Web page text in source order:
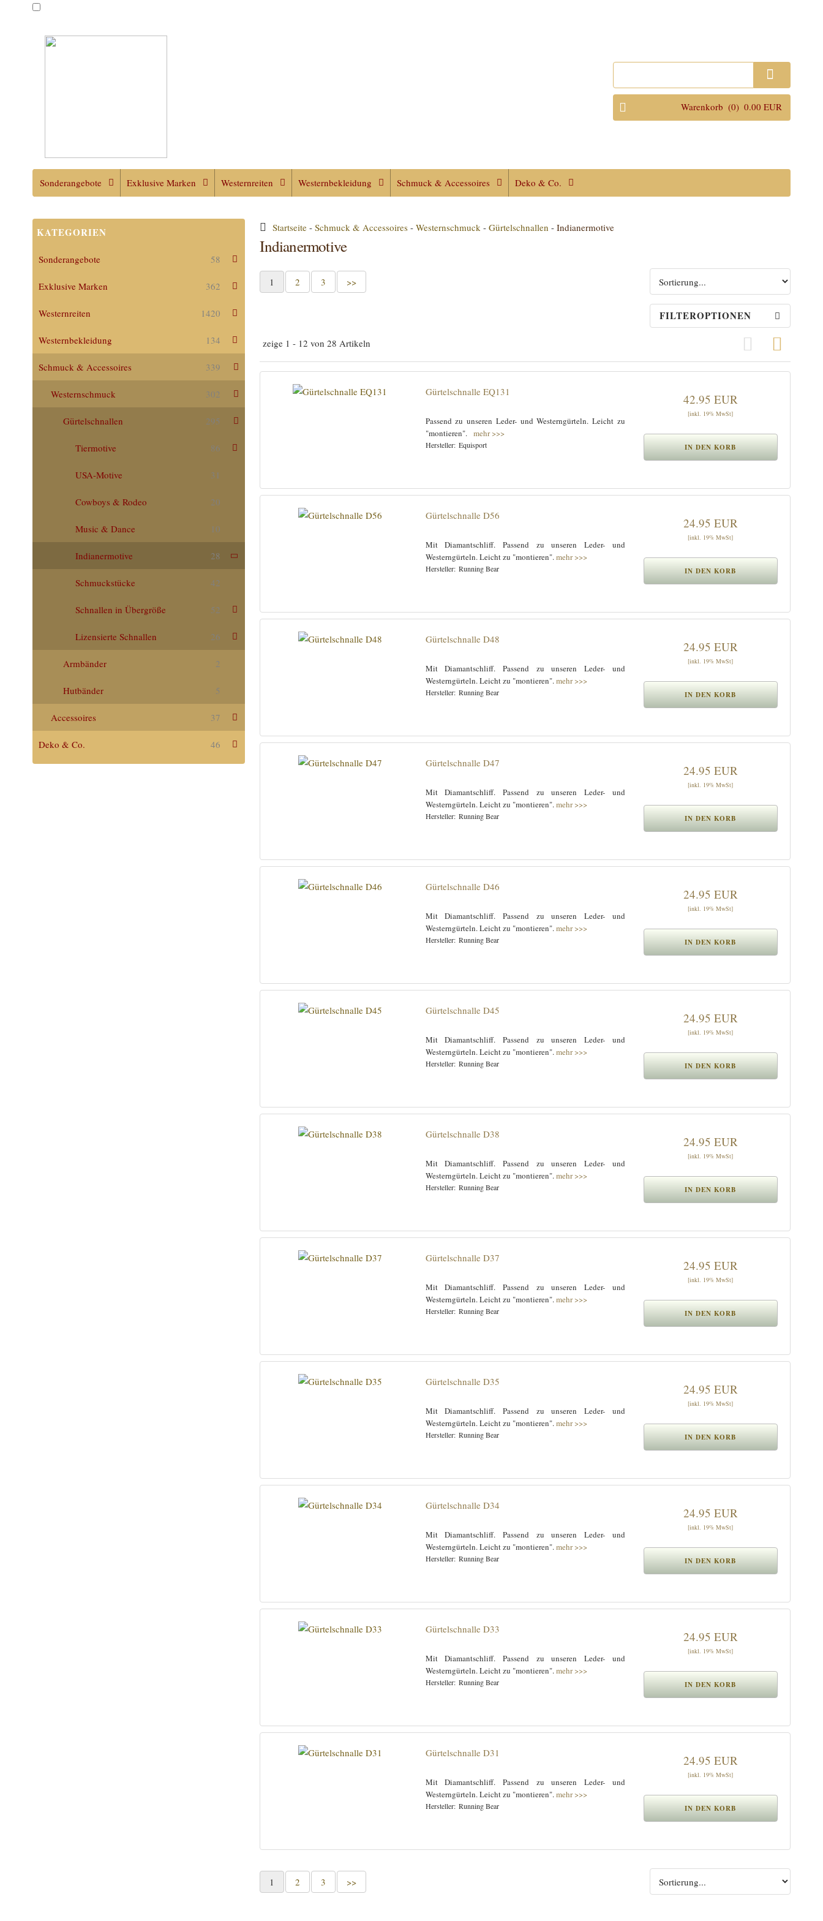
Warenkorb (0) 0.00 EUR
Sonderangebote Exklusive Marken Westernreiten Westernbekleidung Schmuck & Accessoires Deko & Co.
Startseite -Schmuck & Accessoires -Westernschmuck -Gürtelschnallen -Indianermotive
Indianermotive
1 2 3 >>
FILTEROPTIONEN
zeige 1 - 12 von 28 Artikeln Grid View
Gürtelschnalle EQ131
Passend zu unseren Leder- und Westerngürteln. Leicht zu
"montieren". mehr >>>
Equisport
42.95 EUR
[inkl. 19% MwSt]
Gürtelschnalle D56
Mit Diamantschliff. Passend zu unseren Leder- und
Westerngürteln. Leicht zu "montieren".mehr >>>
Running Bear
24.95 EUR
[inkl. 19% MwSt]
Gürtelschnalle D48
Mit Diamantschliff. Passend zu unseren Leder- und
Westerngürteln. Leicht zu "montieren".mehr >>>
Running Bear
24.95 EUR
[inkl. 19% MwSt]
Gürtelschnalle D47
Mit Diamantschliff. Passend zu unseren Leder- und
Westerngürteln. Leicht zu "montieren".mehr >>>
Running Bear
24.95 EUR
[inkl. 19% MwSt]
Gürtelschnalle D46
Mit Diamantschliff. Passend zu unseren Leder- und
Westerngürteln. Leicht zu "montieren".mehr >>>
Running Bear
24.95 EUR
[inkl. 19% MwSt]
Gürtelschnalle D45
Mit Diamantschliff. Passend zu unseren Leder- und
Westerngürteln. Leicht zu "montieren".mehr >>>
Running Bear
24.95 EUR
[inkl. 19% MwSt]
Gürtelschnalle D38
Mit Diamantschliff. Passend zu unseren Leder- und
Westerngürteln. Leicht zu "montieren".mehr >>>
Running Bear
24.95 EUR
[inkl. 19% MwSt]
Gürtelschnalle D37
Mit Diamantschliff. Passend zu unseren Leder- und
Westerngürteln. Leicht zu "montieren".mehr >>>
Running Bear
24.95 EUR
[inkl. 19% MwSt]
Gürtelschnalle D35
Mit Diamantschliff. Passend zu unseren Leder- und
Westerngürteln. Leicht zu "montieren".mehr >>>
Running Bear
24.95 EUR
[inkl. 19% MwSt]
Gürtelschnalle D34
Mit Diamantschliff. Passend zu unseren Leder- und
Westerngürteln. Leicht zu "montieren".mehr >>>
Running Bear
24.95 EUR
[inkl. 19% MwSt]
Gürtelschnalle D33
Mit Diamantschliff. Passend zu unseren Leder- und
Westerngürteln. Leicht zu "montieren".mehr >>>
Running Bear
24.95 EUR
[inkl. 19% MwSt]
Gürtelschnalle D31
Mit Diamantschliff. Passend zu unseren Leder- und
Westerngürteln. Leicht zu "montieren".mehr >>>
Running Bear
24.95 EUR
[inkl. 19% MwSt]
1 2 3 >>
KATEGORIEN
Sonderangebote 58
Exklusive Marken 362
Westernreiten 1420
Westernbekleidung 134
Schmuck & Accessoires 339
Westernschmuck 302
Gürtelschnallen 295
Tiermotive 86
USA-Motive 31
Cowboys & Rodeo 20
Music & Dance 10
Indianermotive 28
Schmuckstücke 42
Schnallen in Übergröße 52
Lizensierte Schnallen 26
Armbänder 2
Hutbänder 5
Accessoires 37
Deko & Co. 46